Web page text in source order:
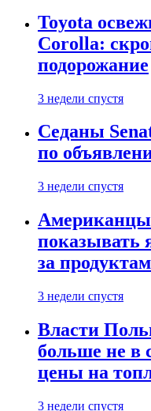
Toyota
Corolla:
подорожание
3 недели спустя
Седаны
по
3 недели спустя
Американцы
показывать
за
3 недели спустя
Власти
больше не в
цены на
3 недели спустя